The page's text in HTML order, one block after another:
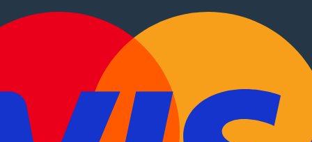
Comerciais usados
Vender comerciais
Informações
Como comprar e vender
Pacotes de anúncios
Verificar VIN e matrícula
Sitemap
EN
Sobre Nós